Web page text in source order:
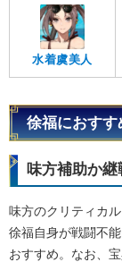
水着虞美人
徐福におす
味方補助か
味方のクリティカ
徐福自身が戦闘不
おすすめ。なお、